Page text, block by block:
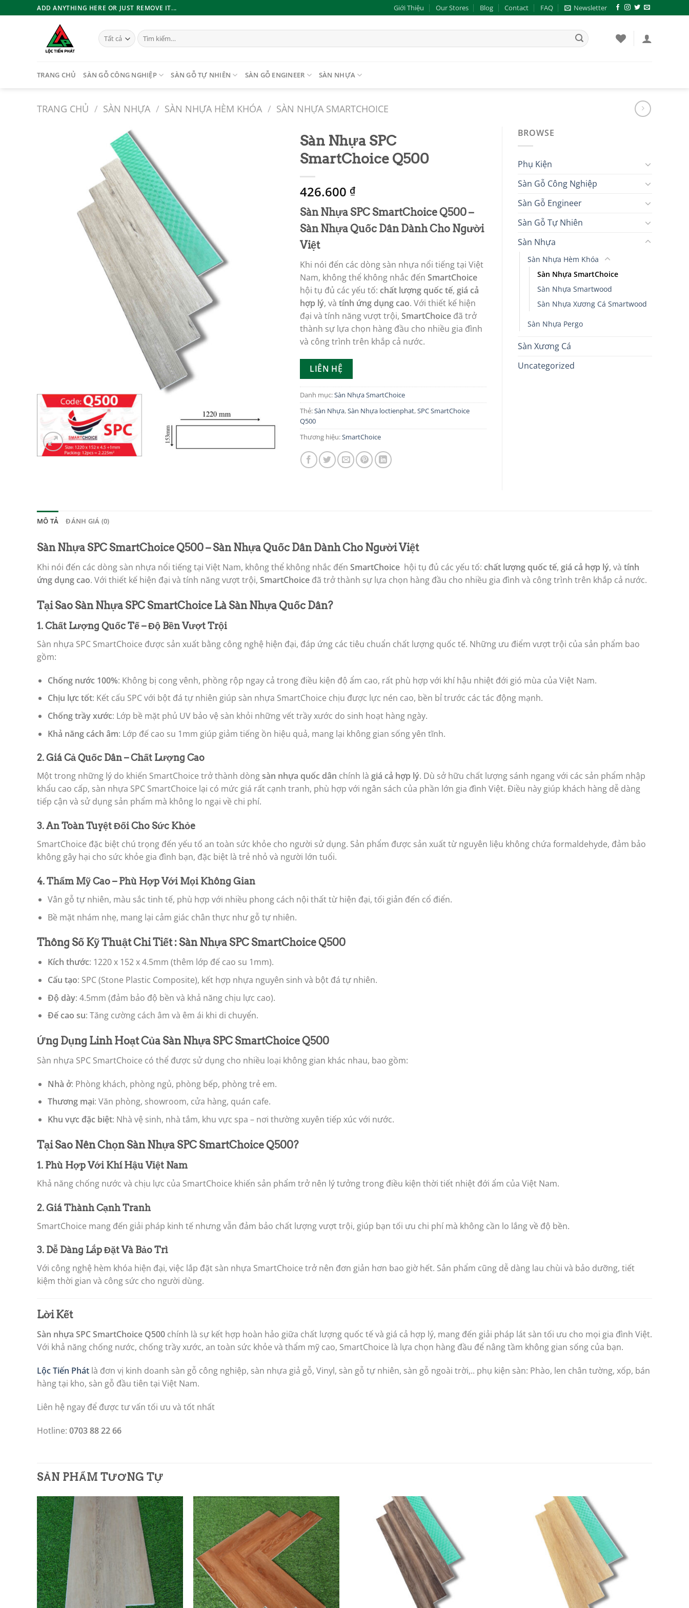
qua
ADD ANYTHING HERE OR JUST REMOVE IT... Giới Thiệu Our Stores Blog Contact FAQ Newsletter
Tìm
kiếm:
TRANG CHỦ SÀN GỖ CÔNG NGHIỆP SÀN GỖ TỰ NHIÊN SÀN GỖ ENGINEER SÀN NHỰA
TRANG CHỦ / SÀN NHỰA / SÀN NHỰA HÈM KHÓA / SÀN NHỰA SMARTCHOICE
Sàn Nhựa SPC
SmartChoice Q500
426.600 ₫
Sàn Nhựa SPC SmartChoice Q500 –
Sàn Nhựa Quốc Dân Dành Cho Người
Việt
Khi nói đến các dòng sàn nhựa nổi tiếng tại Việt
Nam, không thể không nhắc đến SmartChoice
hội tụ đủ các yếu tố: chất lượng quốc tế, giá cả
hợp lý, và tính ứng dụng cao. Với thiết kế hiện
đại và tính năng vượt trội, SmartChoiceđã trở
thành sự lựa chọn hàng đầu cho nhiều gia đình
và công trình trên khắp cả nước.
LIÊN HỆ
Danh mục:Sàn Nhựa SmartChoice
Thẻ:Sàn Nhựa,Sàn Nhựa loctienphat,SPC SmartChoice
Q500
Thương hiệu:SmartChoice
BROWSE
Phụ Kiện
Sàn Gỗ Công Nghiệp
Sàn Gỗ Engineer
Sàn Gỗ Tự Nhiên
Sàn Nhựa
Sàn Nhựa Hèm Khóa
Sàn Nhựa SmartChoice
Sàn Nhựa Smartwood
Sàn Nhựa Xương Cá Smartwood
Sàn Nhựa Pergo
Sàn Xương Cá
Uncategorized
MÔ TẢ ĐÁNH GIÁ (0)
Sàn Nhựa SPC SmartChoice Q500 – Sàn Nhựa Quốc Dân Dành Cho Người Việt
Khi nói đến các dòng sàn nhựa nổi tiếng tại Việt Nam, không thể không nhắc đến SmartChoice hội tụ đủ các yếu tố: chất lượng quốc tế, giá cả hợp lý, và tính
ứng dụng cao. Với thiết kế hiện đại và tính năng vượt trội, SmartChoice đã trở thành sự lựa chọn hàng đầu cho nhiều gia đình và công trình trên khắp cả nước.
Tại Sao Sàn Nhựa SPC SmartChoice Là Sàn Nhựa Quốc Dân?
1. Chất Lượng Quốc Tế – Độ Bền Vượt Trội
Sàn nhựa SPC SmartChoice được sản xuất bằng công nghệ hiện đại, đáp ứng các tiêu chuẩn chất lượng quốc tế. Những ưu điểm vượt trội của sản phẩm bao
gồm:
Chống nước 100%: Không bị cong vênh, phồng rộp ngay cả trong điều kiện độ ẩm cao, rất phù hợp với khí hậu nhiệt đới gió mùa của Việt Nam.
Chịu lực tốt: Kết cấu SPC với bột đá tự nhiên giúp sàn nhựa SmartChoice chịu được lực nén cao, bền bỉ trước các tác động mạnh.
Chống trầy xước: Lớp bề mặt phủ UV bảo vệ sàn khỏi những vết trầy xước do sinh hoạt hàng ngày.
Khả năng cách âm: Lớp đế cao su 1mm giúp giảm tiếng ồn hiệu quả, mang lại không gian sống yên tĩnh.
2. Giá Cả Quốc Dân – Chất Lượng Cao
Một trong những lý do khiến SmartChoice trở thành dòngsàn nhựa quốc dân chính là giá cả hợp lý. Dù sở hữu chất lượng sánh ngang với các sản phẩm nhập
khẩu cao cấp, sàn nhựa SPC SmartChoice lại có mức giá rất cạnh tranh, phù hợp với ngân sách của phần lớn gia đình Việt. Điều này giúp khách hàng dễ dàng
tiếp cận và sử dụng sản phẩm mà không lo ngại về chi phí.
3. An Toàn Tuyệt Đối Cho Sức Khỏe
SmartChoice đặc biệt chú trọng đến yếu tố an toàn sức khỏe cho người sử dụng. Sản phẩm được sản xuất từ nguyên liệu không chứa formaldehyde, đảm bảo
không gây hại cho sức khỏe gia đình bạn, đặc biệt là trẻ nhỏ và người lớn tuổi.
4. Thẩm Mỹ Cao – Phù Hợp Với Mọi Không Gian
Vân gỗ tự nhiên, màu sắc tinh tế, phù hợp với nhiều phong cách nội thất từ hiện đại, tối giản đến cổ điển.
Bề mặt nhám nhẹ, mang lại cảm giác chân thực như gỗ tự nhiên.
Thông Số Kỹ Thuật Chi Tiết : Sàn Nhựa SPC SmartChoice Q500
Kích thước: 1220 x 152 x 4.5mm (thêm lớp đế cao su 1mm).
Cấu tạo: SPC (Stone Plastic Composite), kết hợp nhựa nguyên sinh và bột đá tự nhiên.
Độ dày: 4.5mm (đảm bảo độ bền và khả năng chịu lực cao).
Đế cao su: Tăng cường cách âm và êm ái khi di chuyển.
Ứng Dụng Linh Hoạt Của Sàn Nhựa SPC SmartChoice Q500
Sàn nhựa SPC SmartChoice có thể được sử dụng cho nhiều loại không gian khác nhau, bao gồm:
Nhà ở: Phòng khách, phòng ngủ, phòng bếp, phòng trẻ em.
Thương mại: Văn phòng, showroom, cửa hàng, quán cafe.
Khu vực đặc biệt: Nhà vệ sinh, nhà tắm, khu vực spa – nơi thường xuyên tiếp xúc với nước.
Tại Sao Nên Chọn Sàn Nhựa SPC SmartChoice Q500?
1. Phù Hợp Với Khí Hậu Việt Nam
Khả năng chống nước và chịu lực của SmartChoice khiến sản phẩm trở nên lý tưởng trong điều kiện thời tiết nhiệt đới ẩm của Việt Nam.
2. Giá Thành Cạnh Tranh
SmartChoice mang đến giải pháp kinh tế nhưng vẫn đảm bảo chất lượng vượt trội, giúp bạn tối ưu chi phí mà không cần lo lắng về độ bền.
3. Dễ Dàng Lắp Đặt Và Bảo Trì
Với công nghệ hèm khóa hiện đại, việc lắp đặt sàn nhựa SmartChoice trở nên đơn giản hơn bao giờ hết. Sản phẩm cũng dễ dàng lau chùi và bảo dưỡng, tiết
kiệm thời gian và công sức cho người dùng.
Lời Kết
Sàn nhựa SPC SmartChoice Q500 chính là sự kết hợp hoàn hảo giữa chất lượng quốc tế và giá cả hợp lý, mang đến giải pháp lát sàn tối ưu cho mọi gia đình Việt.
Với khả năng chống nước, chống trầy xước, an toàn sức khỏe và thẩm mỹ cao, SmartChoice là lựa chọn hàng đầu để nâng tầm không gian sống của bạn.
Lộc Tiến Phát là đơn vị kinh doanh sàn gỗ công nghiệp, sàn nhựa giả gỗ, Vinyl, sàn gỗ tự nhiên, sàn gỗ ngoài trời,.. phụ kiện sàn: Phào, len chân tường, xốp, bán
hàng tại kho, sàn gỗ đầu tiên tại Việt Nam.
Liên hệ ngay để được tư vấn tối ưu và tốt nhất
Hotline: 0703 88 22 66
SẢN PHẨM TƯƠNG TỰ
Add to
wishlist
Add to
wishlist